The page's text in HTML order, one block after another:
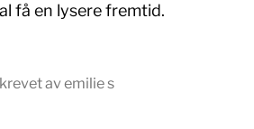
få en lysere fremtid.
av emilie s